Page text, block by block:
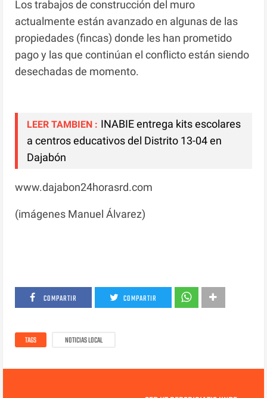
Los trabajos de construcción del muro
actualmente están avanzado en algunas de las
propiedades (fincas) donde les han prometido
pago y las que continúan el conflicto están siendo
desechadas de momento.
LEER TAMBIEN : INABIE entrega kits escolares
a centros educativos del Distrito 13-04 en
Dajabón
www.dajabon24horasrd.com
(imágenes Manuel Álvarez)
COMPARTIR COMPARTIR
TAGS NOTICIAS LOCAL